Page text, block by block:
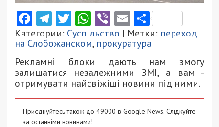
Facebook
Telegram
Twitter
WhatsApp
ViberEmail
Категории: Суспільство | Метки: переход
на Слобожанском, прокуратура
Рекламні блоки дають нам змогу
залишатися незалежними ЗМІ, а вам -
отримувати найсвіжіші новини під ними.
Приєднуйтесь також до 49000 в Google News. Слідкуйте
за останніми новинами!